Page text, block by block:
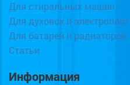
Для стиральных машин
Для духовок и электроплит
Для батарей и радиаторов
Статьи
Информация